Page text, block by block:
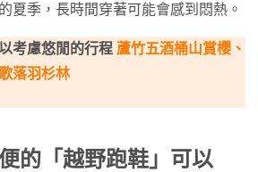
夏季，長時間穿著可能會感到悶熱。
考慮悠閒的行程 蘆竹五酒桶山賞櫻、
落羽杉林
的「越野跑鞋」可以